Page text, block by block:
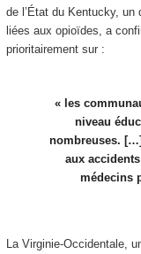
de l’État du Kentucky,
liées aux opioïdes, a
prioritairement sur :
« les
niveau
nombreuses.
aux
médecins
La Virginie-Occidentale,